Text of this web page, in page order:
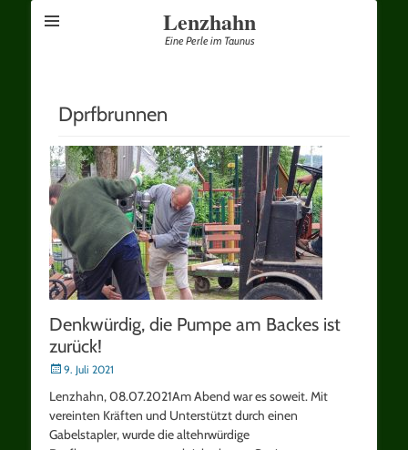
Lenzhahn
Eine Perle im Taunus
Dprfbrunnen
Denkwürdig, die Pumpe am Backes ist
zurück!
Posted9. Juli 2021
Lenzhahn, 08.07.2021Am Abend war es soweit. Mit
vereinten Kräften und Unterstützt durch einen
Gabelstapler, wurde die altehrwürdige